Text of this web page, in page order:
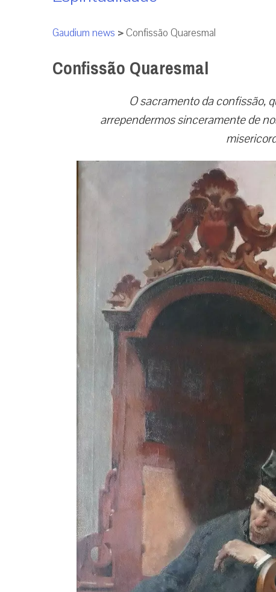
Gaudium news >Confissão Quaresmal
Confissão Quaresmal
O sacramento da confissão,
arrependermos sinceramente de